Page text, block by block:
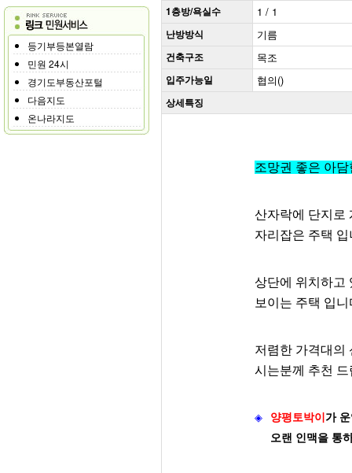
등기부등본열람
민원 24시
경기도부동산포털
다음지도
온나라지도
1층방/욕실수 1 / 1
난방방식 기름
건축구조 목조
입주가능일 협의()
상세특징
조망권 좋은 아
산자락에 단지로
자리잡은 주택 입
상단에 위치하고
보이는 주택 입니
저렴한 가격대의
시는분께 추천 드
◈ 양평토박이 가
오랜 인맥을 통